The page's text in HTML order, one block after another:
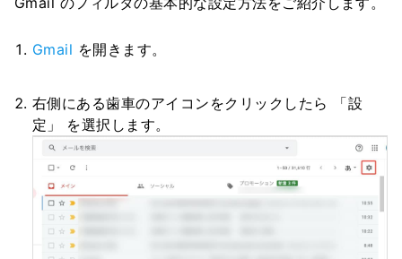
Gmail を開きます。
右側にある歯車のアイコンをクリックしたら 「設
定」 を選択します。